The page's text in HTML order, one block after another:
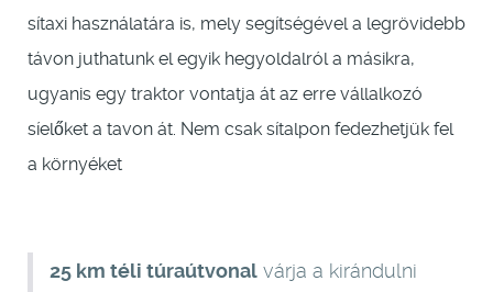
sítaxi használatára is, mely segítségével a legrövidebb
távon juthatunk el egyik hegyoldalról a másikra,
ugyanis egy traktor vontatja át az erre vállalkozó
síelőket a tavon át. Nem csak sítalpon fedezhetjük fel
a környéket
25 km téli túraútvonal várja a kirándulni